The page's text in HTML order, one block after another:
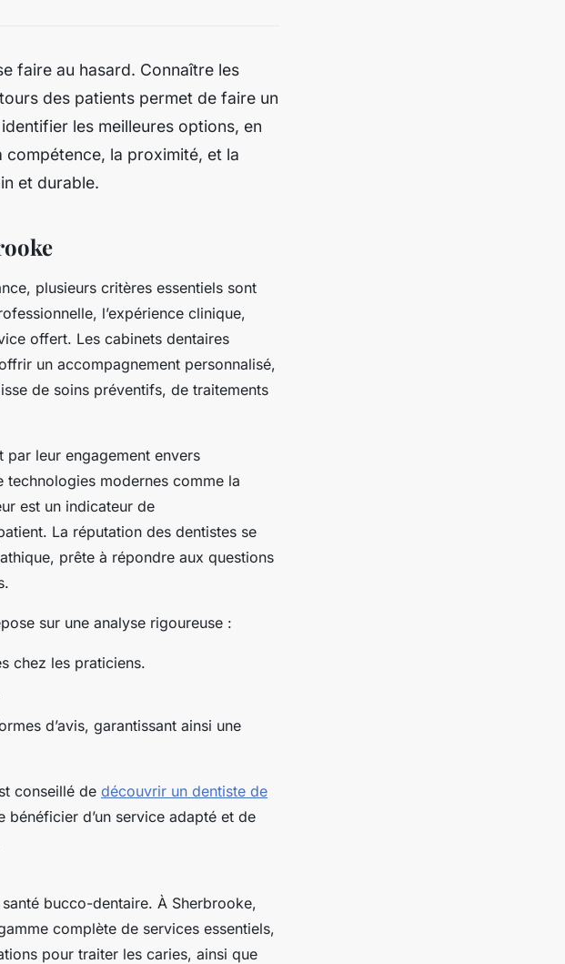
faire au hasard. Connaître les
des patients permet de faire un
les meilleures options, en
la proximité, et la
et durable.
plusieurs critères essentiels sont
l’expérience clinique,
offert. Les cabinets dentaires
un accompagnement personnalisé,
de soins préventifs, de traitements
par leur engagement envers
technologies modernes comme la
est un indicateur de
La réputation des dentistes se
prête à répondre aux questions
sur une analyse rigoureuse :
chez les praticiens.
d’avis, garantissant ainsi une
conseillé de découvrir un dentiste de
bénéficier d’un service adapté et de
bucco-dentaire. À Sherbrooke,
complète de services essentiels,
pour traiter les caries, ainsi que